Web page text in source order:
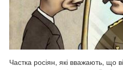
Частка росіян, які вважають, що